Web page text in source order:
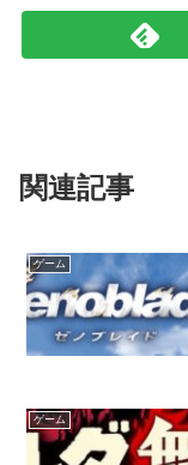
関連記事
ゲーム
ゲーム